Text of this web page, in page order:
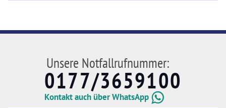
Unsere Notfallrufnummer:
0177/3659100
Kontakt auch über WhatsApp